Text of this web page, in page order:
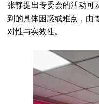
张静提出专委会的活动可
到的具体困惑或难点，由
对性与实效性。